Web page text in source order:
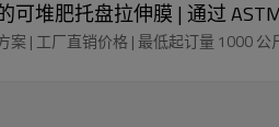
可堆肥托盘拉伸膜 | 通过
案 | 工厂直销价格 | 最低起订量 1000